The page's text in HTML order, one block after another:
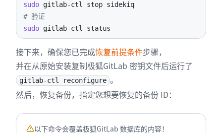
sudo
# 验证
sudo gitlab-ctl status
接下来，确保您已完成恢复前提条件步骤，
并在从原始安装复制极狐GitLab 密钥文件后运行了
gitlab-ctl reconfigure 。
然后，恢复备份，指定您想要恢复的备份 ID：
以下命令会覆盖极狐GitLab 数据库的内容！